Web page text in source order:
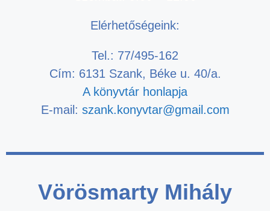
Elérhetőségeink:
Tel.: 77/495-162
Cím: 6131 Szank, Béke u. 40/a.
A könyvtár honlapja
E-mail: szank.konyvtar@gmail.com
Vörösmarty Mihály